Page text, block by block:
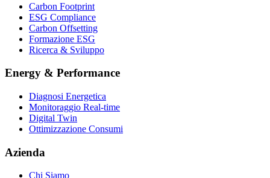
Carbon Footprint
ESG Compliance
Carbon Offsetting
Formazione ESG
Ricerca & Sviluppo
Energy & Performance
Diagnosi Energetica
Monitoraggio Real-time
Digital Twin
Ottimizzazione Consumi
Azienda
Chi Siamo